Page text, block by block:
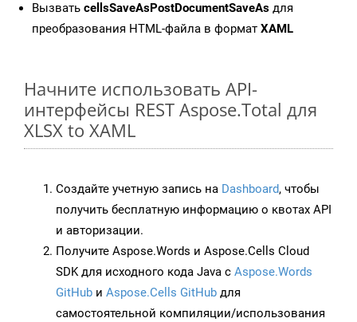
Вызвать cellsSaveAsPostDocumentSaveAs для
преобразования HTML-файла в формат XAML
Начните использовать API-
интерфейсы REST Aspose.Total для
XLSX to XAML
Создайте учетную запись на Dashboard, чтобы
получить бесплатную информацию о квотах API
и авторизации.
Получите Aspose.Words и Aspose.Cells Cloud
SDK для исходного кода Java с Aspose.Words
GitHub и Aspose.Cells GitHub для
самостоятельной компиляции/использования